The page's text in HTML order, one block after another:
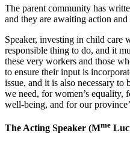
The parent community has
and they are awaiting action
Speaker, investing in child care
responsible thing to do, and it
these very workers and those
to ensure their input is
issue, and it is also necessary
we need, for women’s equality,
well-being, and for our
The Acting Speaker (Mme